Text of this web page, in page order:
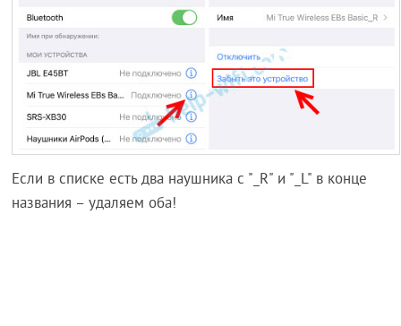
Если в списке есть два наушника с "_R" и "_L" в конце
названия – удаляем оба!